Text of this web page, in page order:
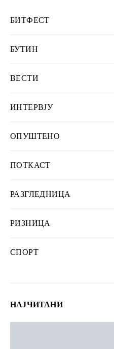
БИТФЕСТ
БУТИН
ВЕСТИ
ИНТЕРВЈУ
ОПУШТЕНО
ПОТКАСТ
РАЗГЛЕДНИЦА
РИЗНИЦА
СПОРТ
НАЈЧИТАНИ